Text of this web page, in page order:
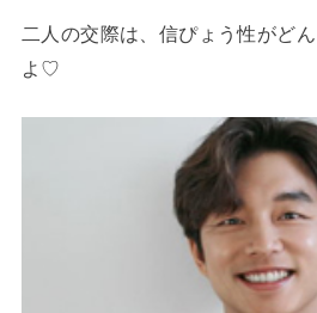
二人の交際は、信ぴょう性がど
よ♡